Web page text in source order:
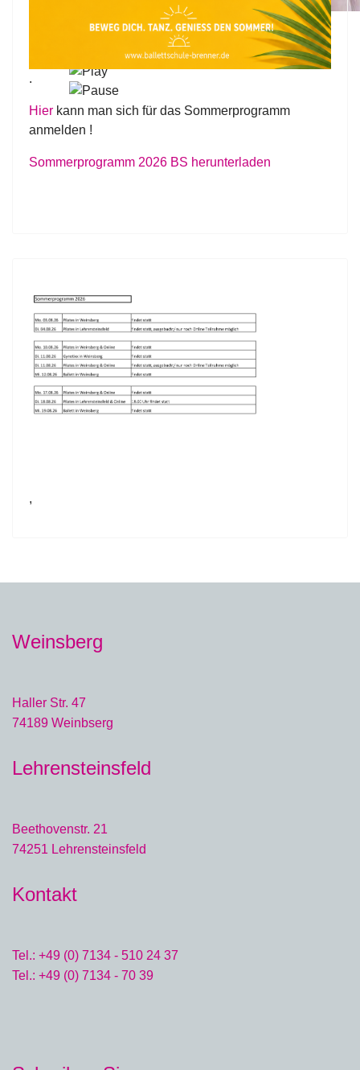
.
Hier kann man sich für das Sommerprogramm
anmelden !
Sommerprogramm 2026 BS herunterladen
,
Weinsberg
Haller Str. 47
74189 Weinbserg
Lehrensteinsfeld
Beethovenstr. 21
74251 Lehrensteinsfeld
Kontakt
Tel.: +49 (0) 7134 - 510 24 37
Tel.: +49 (0) 7134 - 70 39